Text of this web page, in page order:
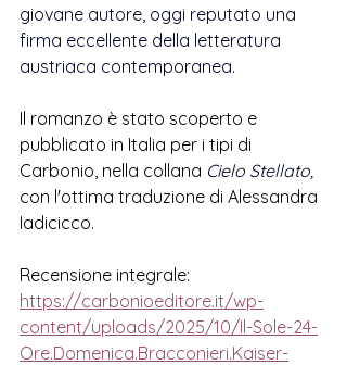
giovane autore, oggi reputato una
firma eccellente della letteratura
austriaca contemporanea.
Il romanzo è stato scoperto e
pubblicato in Italia per i tipi di
Carbonio, nella collana Cielo Stellato,
con l'ottima traduzione di Alessandra
Iadicicco.
Recensione integrale:
https://carbonioeditore.it/wp-
content/uploads/2025/10/Il-Sole-24-
Ore.Domenica.Bracconieri.Kaiser-